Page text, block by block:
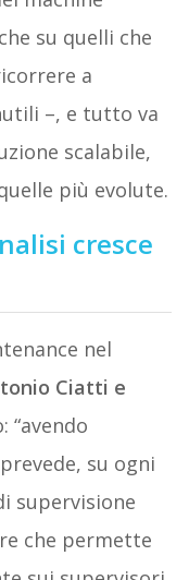
su quelli che
a
–, e tutto va
scalabile,
più evolute.
cresce
nel
Ciatti e
“avendo
su ogni
supervisione
che permette